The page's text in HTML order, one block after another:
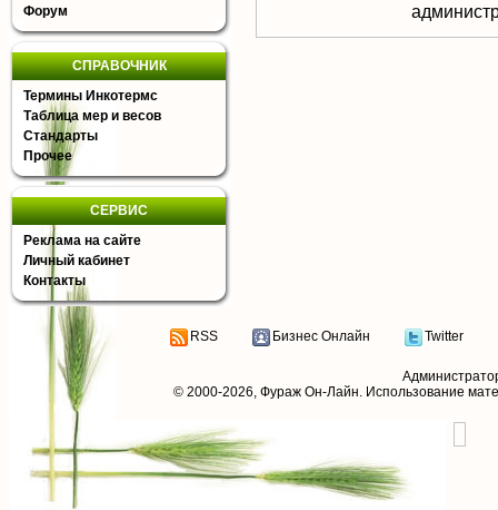
Форум
СПРАВОЧНИК
Термины Инкотермс
Таблица мер и весов
Стандарты
Прочее
СЕРВИС
Реклама на сайте
Личный кабинет
Контакты
RSS Бизнес Онлайн Twitter
© 2000-2026, Фураж Он-Лайн. Использование